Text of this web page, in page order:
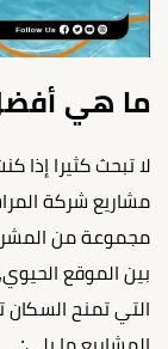
ما هي
لا تبحث كثيرا إذا
مشاريع شركة
مجموعة من
بين الموقع
التي تمنح السكان
المشاريع ما يلي: